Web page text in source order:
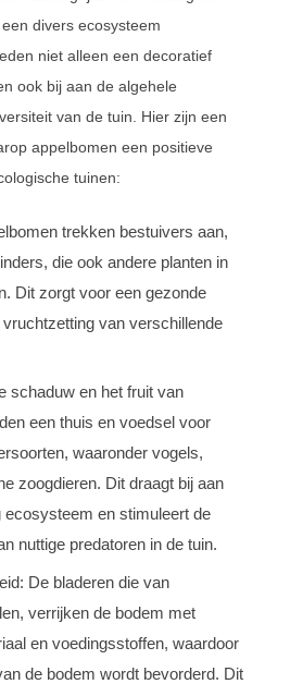
divers ecosysteem
niet alleen een decoratief
ook bij aan de algehele
van de tuin. Hier zijn een
appelbomen een positieve
tuinen:
trekken bestuivers aan,
die ook andere planten in
Dit zorgt voor een gezonde
van verschillende
schaduw en het fruit van
een thuis en voedsel voor
waaronder vogels,
zoogdieren. Dit draagt bij aan
ecosysteem en stimuleert de
nuttige predatoren in de tuin.
De bladeren die van
verrijken de bodem met
en voedingsstoffen, waardoor
de bodem wordt bevorderd. Dit